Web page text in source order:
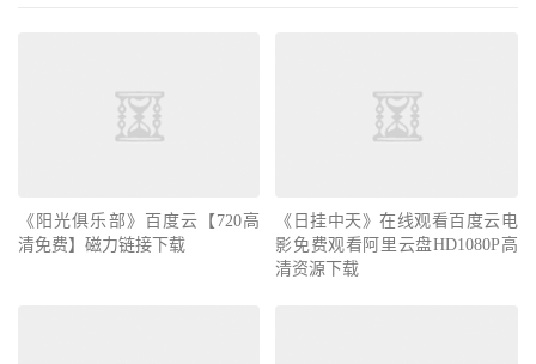
《阳光俱乐部》百度云【720高
清免费】磁力链接下载
《日挂中天》在线观看百度云电
影免费观看阿里云盘HD1080P高
清资源下载